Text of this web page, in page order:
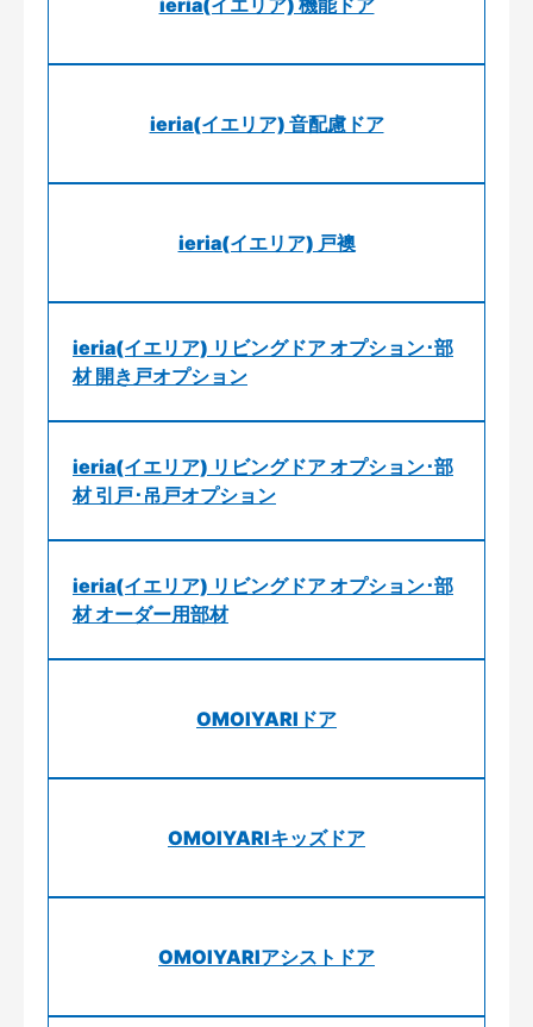
ieria(イエリア) 音配慮ドア
ieria(イエリア) 戸襖
ieria(イエリア) リビングドア オプション･部
材 開き戸オプション
ieria(イエリア) リビングドア オプション･部
材 引戸･吊戸オプション
ieria(イエリア) リビングドア オプション･部
材 オーダー用部材
OMOIYARIドア
OMOIYARIキッズドア
OMOIYARIアシストドア